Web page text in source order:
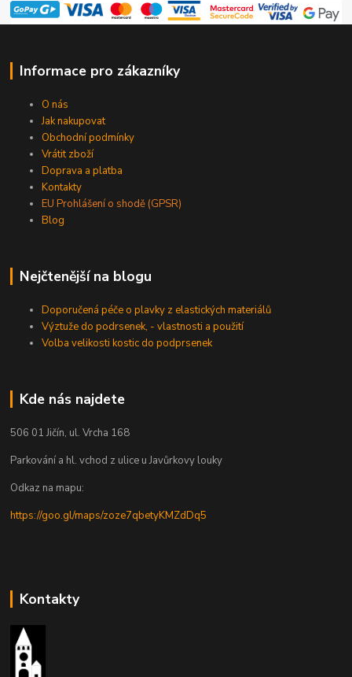
Informace pro zákazníky
O nás
Jak nakupovat
Obchodní podmínky
Vrátit zboží
Doprava a platba
Kontakty
EU Prohlášení o shodě (GPSR)
Blog
Nejčtenější na blogu
Doporučená péče o plavky z elastických materiálů
Výztuže do podrsenek, - vlastnosti a použití
Volba velikosti kostic do podprsenek
Kde nás najdete
506 01 Jičín, ul. Vrcha 168
Parkování a hl. vchod z ulice u Javůrkovy louky
Odkaz na mapu:
https://goo.gl/maps/zoze7qbetyKMZdDq5
Kontakty